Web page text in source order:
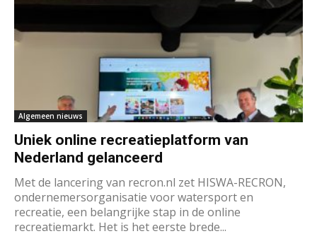
Algemeen nieuws
Uniek online recreatieplatform van
Nederland gelanceerd
Met de lancering van recron.nl zet HISWA-RECRON,
ondernemersorganisatie voor watersport en
recreatie, een belangrijke stap in de online
recreatiemarkt. Het is het eerste brede...